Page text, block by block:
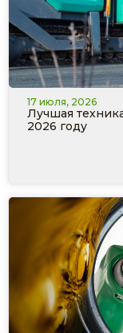
17 июля, 2026
Лучшая
2026 году